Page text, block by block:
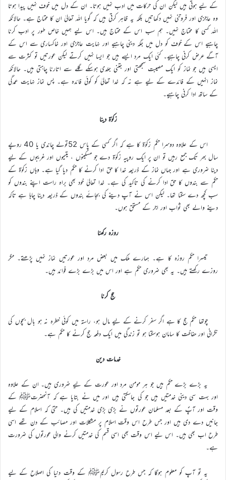
کے لیے ہوتی ہیں لیکن ان کی حرکات میں ادب نہیں ہوتا۔ ان کے دل میں خوف نہیں پیدا ہوتا
وہ عاجزی اور فروتنی نہیں دکھاتیں بلکہ یہ ظاہر کرتی ہیں کہ گویا اللہ تعالیٰ ان کا محتاج ہے۔ حالانکہ
اللہ کسی کا محتاج نہیں۔ ہم سب اس کے محتاج ہیں۔ اس لیے ہمیں خاص طور پر ادب کرنا
چاہیے اس کے خوف کو دل میں جگہ دینی چاہیے اور نہایت عاجزی اور خاکساری سے اس کے
آگے عرض کرنی چاہیے۔ کئی ایک مرد ایسے ہیں جو ایسا نہیں کرتے لیکن عورتیں تو کثرت سے
ایسی ہیں جو نماز کو ایک مصیبت سمجھتی اور جتنی جلدی ہوسکے گلے سے اتارنا چاہتی ہیں۔ حالانکہ
نماز انہیں کے فائدے کے لیے ہے نہ کہ خدا تعالیٰ کو کوئی فائدہ ہے۔ پس نماز نہایت عمدگی
کے ساتھ ادا کرنی چاہیے۔
زکوٰۃ دینا
اس کے علاوہ دوسرا حکم زکوٰۃ کا ہے کہ اگر کسی کے پاس 52تولے چاندی یا 40 روپے
سال بھر تک جمع رہیں تو ان پر ایک روپیہ زکوٰۃ دے جو مسکینوں ، یتیموں اور غریبوں کے لیے
دینا ضروری ہے اور جہاں نماز کے ذریعہ خدا کا حق ادا کرنے کا حکم دیا گیا ہے۔ وہاں زکوٰۃ کے
حکم سے بندوں کا حق ادا کرنے کی تاکید کی ہے۔ خدا تعالیٰ خود بھی براہ راست اپنے بندوں کو
سب کچھ دے سکتا تھا۔ لیکن اس نے آپ دینے کی بجائے بندوں کے ذریعہ دینا چاہا ہے تاکہ
دینے والے بھی ثواب اور اجر کے مستحق ہوں۔
روزہ رکھنا
تیسرا حکم روزہ کا ہے۔ ہمارے ملک میں بعض مرد اور عورتیں نماز نہیں پڑھتے۔ مگر
روزے رکھتے ہیں۔ یہ بھی ضروری حکم ہے اور اس میں بڑے بڑے فوائد ہیں۔
حج کرنا
چوتھا حکم حج کا ہے اگر سفر کرنے کے لیے مال ہو، راستہ میں کوئی خطرہ نہ ہو بال بچوں کی
نگرانی اور حفاظت کا سامان ہوسکتا ہو تو زندگی میں ایک دفعہ حج کرنے کا حکم ہے۔
خدمات دین
یہ بڑے بڑے حکم ہیں جو ہر مومن مرد اور عورت کے لیے ضروری ہیں۔ ان کے علاوہ
اور بہت سی دینی خدمتیں ہیں جو کی جاسکتی ہیں اور میں نے بتایا ہے کہ آنحضرتﷺ کے
وقت اور آپؐ کے بعد مسلمان عورتوں نے بڑی بڑی خدمتیں کی ہیں۔ حتیٰ کہ اسلام کے لیے
جانیں دے دی ہیں اور جس طرح اس وقت اسلام پر مشکلات اور مصائب کے دن تھے اسی
طرح اب بھی ہیں۔ اس لیے اس وقت بھی اسی قسم کی خدمتیں کرنے والی عورتوں کی ضرورت
ہے۔
یہ تو آپ کو معلوم ہوگا کہ جس طرح رسول کریمﷺ کے وقت دنیا کی اصلاح کے لیے